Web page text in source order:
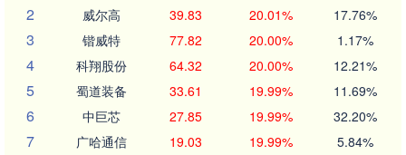
2 威尔高 39.83 20.01% 17.76%
3 锴威特 77.82 20.00% 1.17%
4 科翔股份 64.32 20.00% 12.21%
5 蜀道装备 33.61 19.99% 11.69%
6 中巨芯 27.85 19.99% 32.20%
7 广哈通信 19.03 19.99% 5.84%